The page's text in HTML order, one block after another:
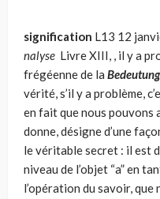
signification L13 12
nalyse Livre XIII, , il y a
frégéenne de la
vérité, s’il y a problème,
en fait que nous pouvons
donne, désigne d’une
le véritable secret : il est
niveau de l’objet “a” en
l’opération du savoir, que